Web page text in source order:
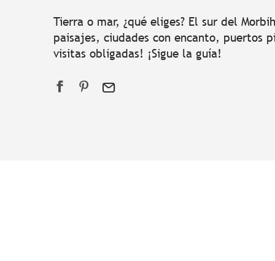
Tierra o mar, ¿qué eliges? El sur del
paisajes, ciudades con encanto, puertos
visitas obligadas! ¡Sigue la guía!